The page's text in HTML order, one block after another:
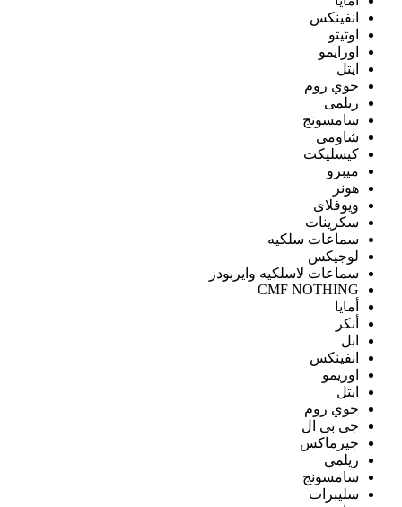
انفينكس
اوتيتو
اورايمو
ايتل
جوي روم
ريلمى
سامسونج
شاومى
كيسليكت
ميبرو
هونر
ويوفلاى
سكرينات
سماعات سلكيه
لوجيكس
سماعات لاسلكيه وايربودز
CMF NOTHING
أمايا
أنكر
ابل
انفينكس
اوريمو
ايتل
جوي روم
جى بى ال
جيرماكس
ريلمي
سامسونج
سليبرات